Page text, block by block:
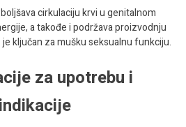
cirkulaciju krvi u genitalnom
a takođe i podržava proizvodnju
ključan za mušku seksualnu funkciju.
za upotrebu i